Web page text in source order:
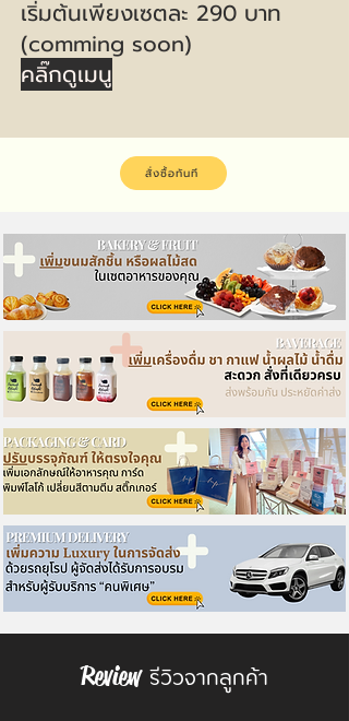
เริ่มต้นเพียงเซตละ 290 บาท
(comming soon)
คลิ๊กดูเมนู
สั่งซื้อทันที
Reviewรีวิวจากลูกค้า